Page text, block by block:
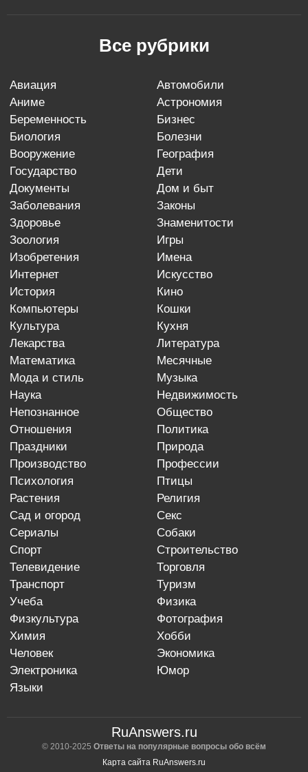
Все рубрики
авиация
автомобили
аниме
астрономия
беременность
бизнес
биология
болезни
вооружение
география
государство
дети
документы
дом и быт
заболевания
законы
здоровье
знаменитости
зоология
игры
изобретения
имена
интернет
искусство
история
кино
компьютеры
кошки
культура
кухня
лекарства
литература
математика
месячные
мода и стиль
музыка
наука
недвижимость
непознанное
общество
отношения
политика
праздники
природа
производство
профессии
психология
птицы
растения
религия
сад и огород
секс
сериалы
собаки
спорт
строительство
телевидение
торговля
транспорт
туризм
учеба
физика
физкультура
фотография
химия
хобби
человек
экономика
электроника
юмор
языки
RuAnswers.ru
© 2010-2025 Ответы на популярные вопросы обо всём
Карта сайта RuAnswers.ru